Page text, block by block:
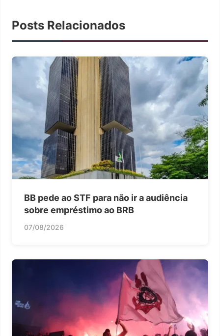
Posts Relacionados
BB pede ao STF para não ir a audiência
sobre empréstimo ao BRB
07/08/2026